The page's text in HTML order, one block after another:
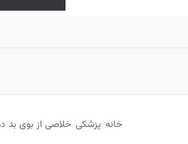
خانه/پزشکی/خلاصی از بوی